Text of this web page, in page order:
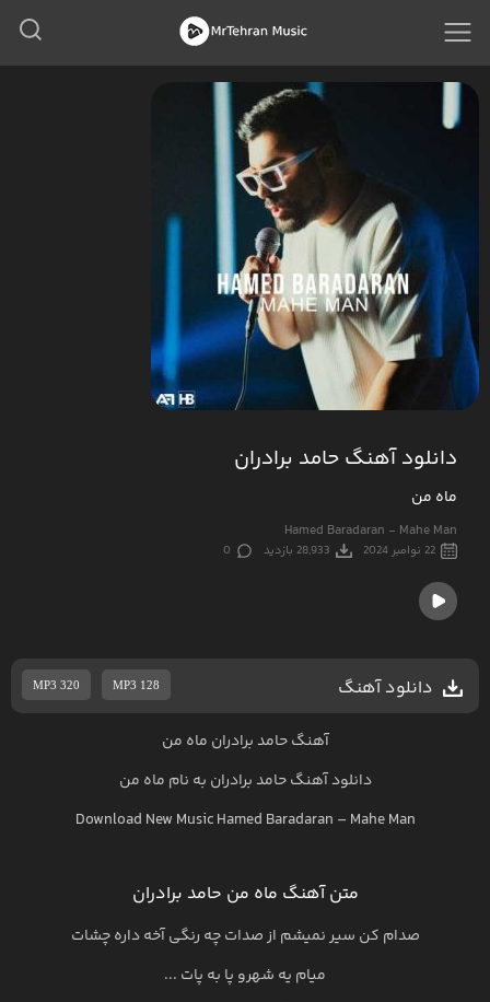
دانلود آهنگ حامد برادران
ماه من
Hamed Baradaran - Mahe Man
22 نوامبر 2024 28,933 بازدید 0
دانلود آهنگ MP3 320 MP3 128
آهنگ حامد برادران ماه من
دانلود آهنگ حامد برادران به نام ماه من
Download New MusicHamed Baradaran – Mahe Man
متن آهنگ ماه من حامد برادران
صدام کن سیر نمیشم از صدات چه رنگی آخه داره چشات
میام یه شهرو پا به پات ...